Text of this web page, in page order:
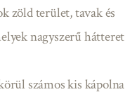
zöld terület, tavak és
nagyszerű hátteret
számos kis kápolna